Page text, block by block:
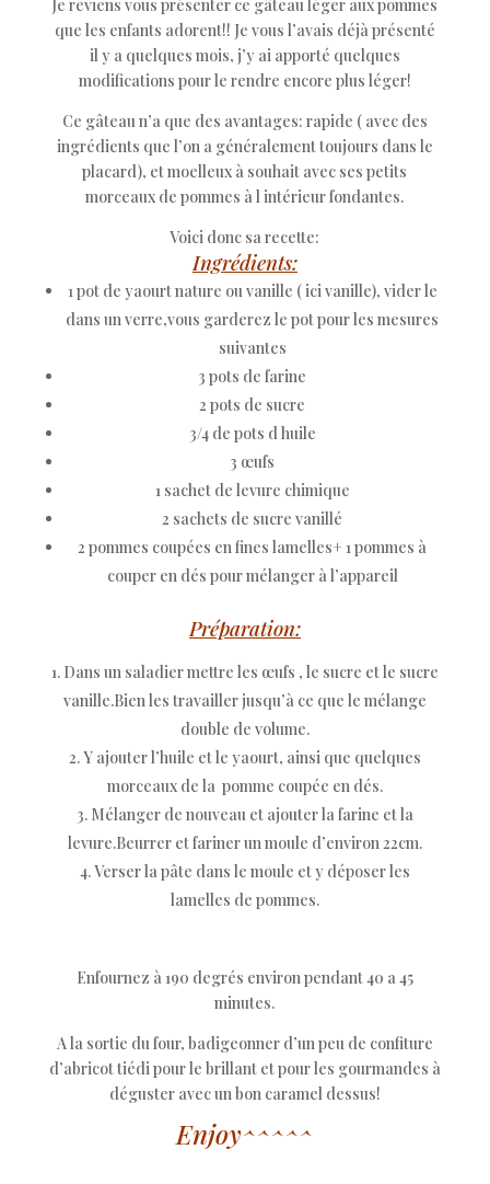
Je reviens vous présenter ce gâteau léger aux pommes
que les enfants adorent!! Je vous l’avais déjà présenté
il y a quelques mois, j’y ai apporté quelques
modifications pour le rendre encore plus léger!
Ce gâteau n’a que des avantages: rapide ( avec des
ingrédients que l’on a généralement toujours dans le
placard), et moelleux à souhait avec ses petits
morceaux de pommes à l intérieur fondantes.
Voici donc sa recette:
Ingrédients:
1 pot de yaourt nature ou vanille ( ici vanille), vider le
dans un verre,vous garderez le pot pour les mesures
suivantes
3 pots de farine
2 pots de sucre
3/4 de pots d huile
3 œufs
1 sachet de levure chimique
2 sachets de sucre vanillé
2 pommes coupées en fines lamelles+ 1 pommes à
couper en dés pour mélanger à l’appareil
Préparation:
Dans un saladier mettre les œufs , le sucre et le sucre
vanille.Bien les travailler jusqu’à ce que le mélange
double de volume.
Y ajouter l’huile et le yaourt, ainsi que quelques
morceaux de la pomme coupée en dés.
Mélanger de nouveau et ajouter la farine et la
levure.Beurrer et fariner un moule d’environ 22cm.
Verser la pâte dans le moule et y déposer les
lamelles de pommes.
Enfournez à 190 degrés environ pendant 40 a 45
minutes.
A la sortie du four, badigeonner d’un peu de confiture
d’abricot tiédi pour le brillant et pour les gourmandes à
déguster avec un bon caramel dessus!
Enjoy^^^^^